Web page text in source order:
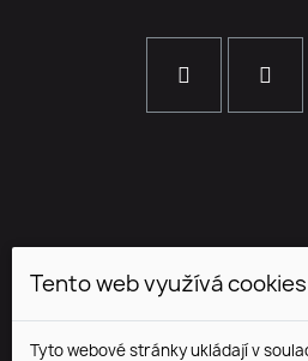
Tento web využívá cookies
Tyto webové stránky ukládají v